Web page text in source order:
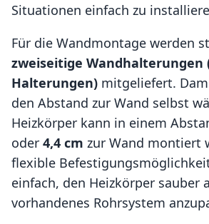
Situationen einfach zu
Für die Wandmontage werden
zweiseitige Wandhalterungen
Halterungen) mitgeliefert.
den Abstand zur Wand selbst
Heizkörper kann in einem
oder 4,4 cm zur Wand montiert
flexible
einfach, den Heizkörper sauber
vorhandenes Rohrsystem